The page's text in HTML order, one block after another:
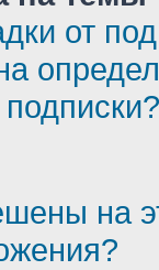
от
подписки?
на